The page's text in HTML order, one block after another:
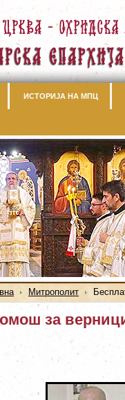
ИСТОРИЈА НА МПЦ
Митрополит
за